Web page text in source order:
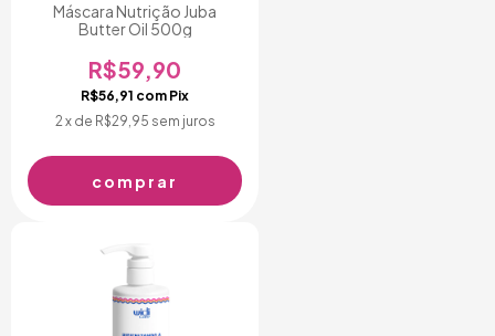
Máscara Nutrição Juba
Butter Oil 500g
R$59,90
R$56,91 com Pix
2x de R$29,95 sem juros